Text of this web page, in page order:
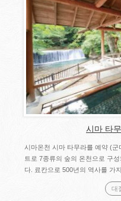
시마 타
시마온천 시마 타무라를 예약 (
트로 7종류의 숲의 온천으로 구
다. 료칸으로 500년의 역사를 가
대